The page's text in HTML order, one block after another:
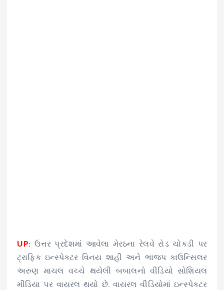
UP: ઉત્તર પ્રદેશમાં આવેલા મેરઠના રેલવે રોડ ચોકડી પર
ટ્રાફિક ઇન્સ્પેક્ટર વિનય શાહી અને ભાજપ કાઉન્સિલર
અરુણ માચલ વચ્ચે થયેલી બબાલનો વીડિયો સોશિયલ
મીડિયા પર વાયરલ થયો છે. વાયરલ વીડિયોમાં ઇન્સ્પેક્ટર